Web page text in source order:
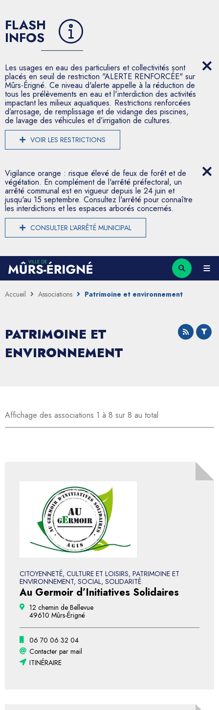
FLASH
INFOS
Les usages en eau des particuliers et collectivités sont
placés en seuil de restriction "ALERTE RENFORCÉE" sur
Mûrs-Érigné. Ce niveau d'alerte appelle à la réduction de
tous les prélèvements en eau et l'interdiction des activités
impactant les milieux aquatiques. Restrictions renforcées
d’arrosage, de remplissage et de vidange des piscines,
de lavage des véhicules et d’irrigation de cultures.
VOIR LES RESTRICTIONS
Vigilance orange : risque élevé de feux de forêt et de
végétation. En complément de l'arrêté préfectoral, un
arrêté communal est en vigueur depuis le 24 juin et
jusqu'au 15 septembre. Consultez l'arrêté pour connaître
les interdictions et les espaces arborés concernés.
CONSULTER L'ARRÊTÉ MUNICIPAL
Accueil Associations Patrimoine et environnement
PATRIMOINE ET
ENVIRONNEMENT
Affichage des associations 1 à 8 sur 8 au total
CITOYENNETÉ, CULTURE ET LOISIRS, PATRIMOINE ET
ENVIRONNEMENT, SOCIAL, SOLIDARITÉ
Au Germoir d’Initiatives Solidaires
12 chemin de Bellevue
49610 Mûrs-Érigné
06 70 06 32 04
Contacter par mail
ITINÉRAIRE